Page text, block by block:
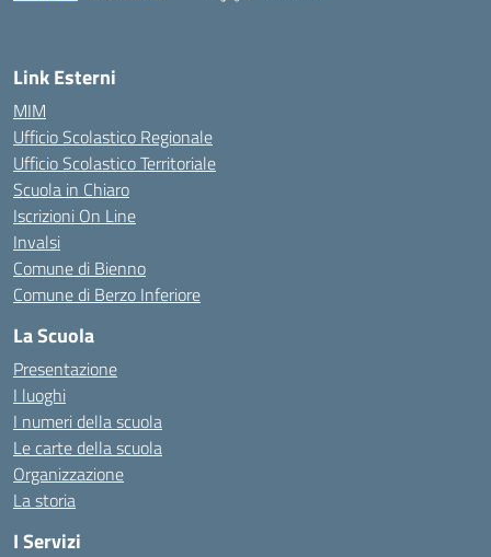
Link Esterni
MIM
Ufficio Scolastico Regionale
Ufficio Scolastico Territoriale
Scuola in Chiaro
Iscrizioni On Line
Invalsi
Comune di Bienno
Comune di Berzo Inferiore
La Scuola
Presentazione
I luoghi
I numeri della scuola
Le carte della scuola
Organizzazione
La storia
I Servizi